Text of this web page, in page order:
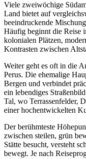
Viele zweiwöchige
Land bietet auf
beeindruckende
Häufig beginnt die Reise
kolonialen Plätzen,
Kontrasten zwischen
Weiter geht es oft in die
Perus. Die ehemalige
Bergen und verbindet
ein lebendiges
Tal, wo Terrassenfelder,
einer hochentwickelten
Der berühmteste
zwischen steilen, grün
Stätte besucht, versteht
bewegt. Je nach